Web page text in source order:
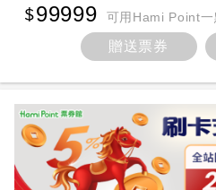
99999 可用Hami Point一
贈送票券